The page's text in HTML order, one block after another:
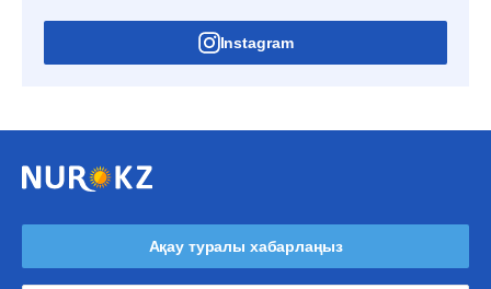
Instagram
Ақау туралы хабарлаңыз